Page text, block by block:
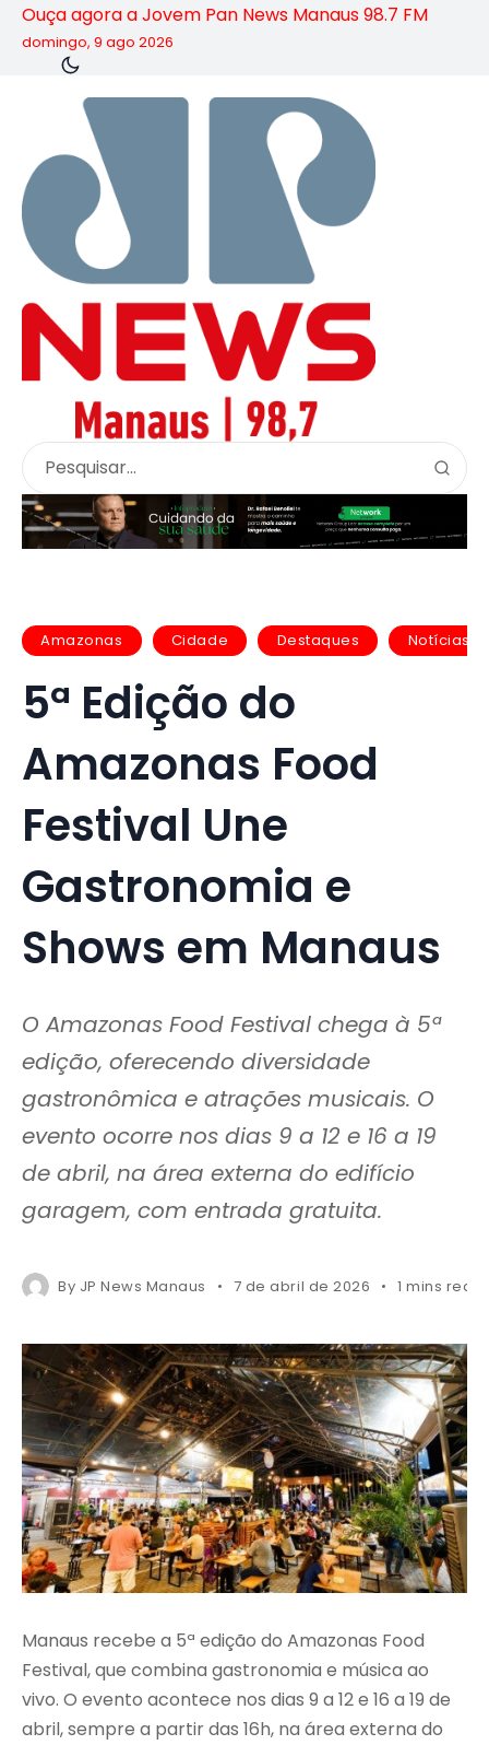
Ouça agora a Jovem Pan News Manaus 98.7 FM
domingo, 9 ago 2026
Amazonas Cidade Destaques Notícias
5ª Edição do
Amazonas Food
Festival Une
Gastronomia e
Shows em Manaus
O Amazonas Food Festival chega à 5ª
edição, oferecendo diversidade
gastronômica e atrações musicais. O
evento ocorre nos dias 9 a 12 e 16 a 19
de abril, na área externa do edifício
garagem, com entrada gratuita.
By JP News Manaus 7 de abril de 2026 1 mins read
Manaus recebe a 5ª edição do Amazonas Food
Festival, que combina gastronomia e música ao
vivo. O evento acontece nos dias 9 a 12 e 16 a 19 de
abril, sempre a partir das 16h, na área externa do